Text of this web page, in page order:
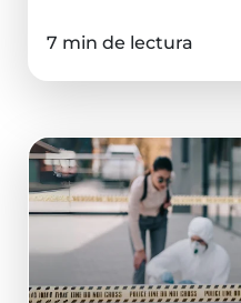
7 min de lectura